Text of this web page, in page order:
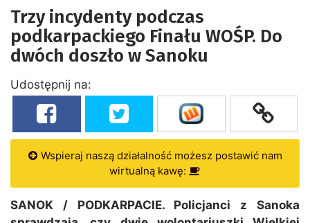
Trzy incydenty podczas
podkarpackiego Finału WOŚP. Do
dwóch doszło w Sanoku
Udostępnij na:
Wspieraj naszą działalność możesz postawić nam
wirtualną kawę:
SANOK / PODKARPACIE. Policjanci z Sanoka